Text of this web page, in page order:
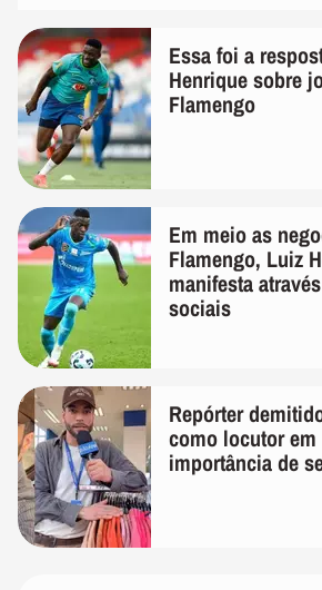
Essa foi a
Henrique sobre
Flamengo
Em meio as
Flamengo, Luiz
manifesta
sociais
Repórter
como locutor
importância de